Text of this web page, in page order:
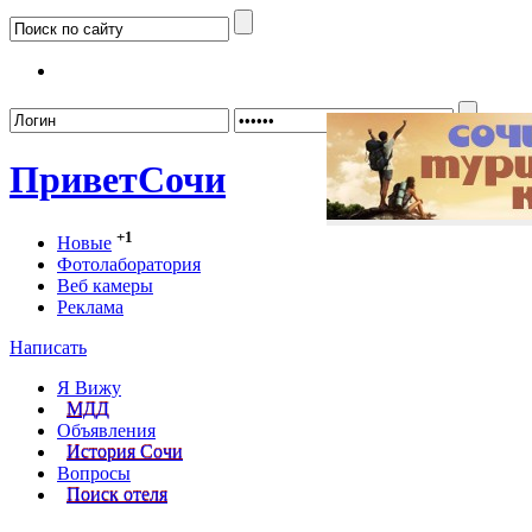
ПриветСочи
Новые +1
Фотолаборатория
Веб камеры
Реклама
Написать
Я Вижу
МДД
Объявления
История Сочи
Вопросы
Поиск отеля